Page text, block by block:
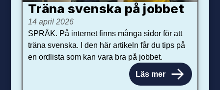
Träna svenska på jobbet
14 april 2026
SPRÅK. På internet finns många sidor för att
träna svenska. I den här artikeln får du tips på
en ordlista som kan vara bra på jobbet.
Läs mer